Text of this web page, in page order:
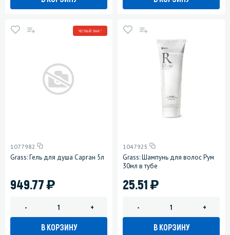
ЧЕСТНЫЙ ЗНАК *
1077982
Grass: Гель для душа Сарган 5л
949.77)
- +
В КОРЗИНУ
1047925
Grass: Шампунь для волос Рум
30мл в тубе
25.51)
- +
В КОРЗИНУ